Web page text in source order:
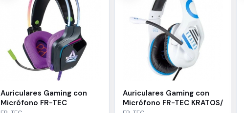
Auriculares Gaming con
Micrófono FR-TEC
Auriculares Gaming con
Micrófono FR-TEC KRATOS/